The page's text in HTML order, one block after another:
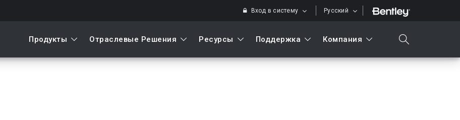
Вход в систему Русский
Продукты Отраслевые Решения Ресурсы Поддержка Компания
search